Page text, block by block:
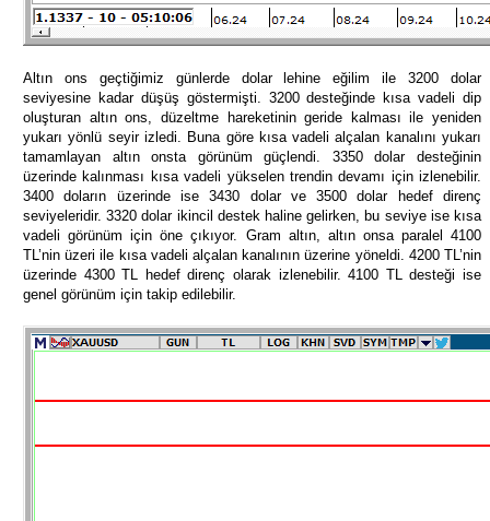
Altın ons geçtiğimiz günlerde dolar lehine eğilim ile 3200 dolar
seviyesine kadar düşüş göstermişti. 3200 desteğinde kısa vadeli dip
oluşturan altın ons, düzeltme hareketinin geride kalması ile yeniden
yukarı yönlü seyir izledi. Buna göre kısa vadeli alçalan kanalını yukarı
tamamlayan altın onsta görünüm güçlendi. 3350 dolar desteğinin
üzerinde kalınması kısa vadeli yükselen trendin devamı için izlenebilir.
3400 doların üzerinde ise 3430 dolar ve 3500 dolar hedef direnç
seviyeleridir. 3320 dolar ikincil destek haline gelirken, bu seviye ise kısa
vadeli görünüm için öne çıkıyor. Gram altın, altın onsa paralel 4100
TL’nin üzeri ile kısa vadeli alçalan kanalının üzerine yöneldi. 4200 TL’nin
üzerinde 4300 TL hedef direnç olarak izlenebilir. 4100 TL desteği ise
genel görünüm için takip edilebilir.